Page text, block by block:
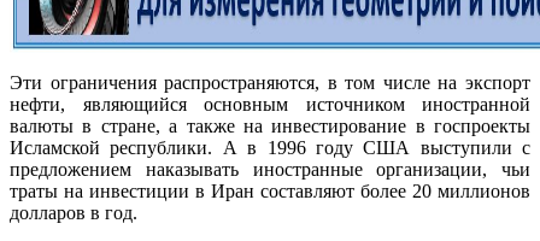
Эти ограничения распространяются, в том числе на экспорт
нефти, являющийся основным источником иностранной
валюты в стране, а также на инвестирование в госпроекты
Исламской республики. А в 1996 году США выступили с
предложением наказывать иностранные организации, чьи
траты на инвестиции в Иран составляют более 20 миллионов
долларов в год.